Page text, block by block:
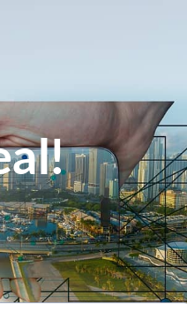
Newsletter